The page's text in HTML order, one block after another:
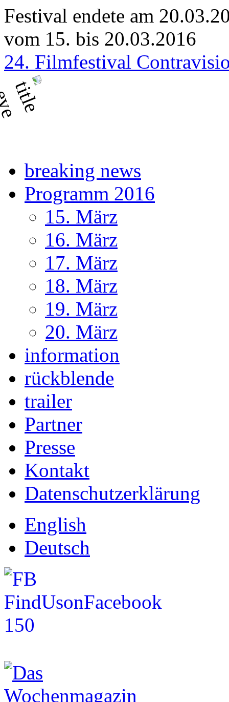
Festival endete am
vom 15. bis 20.03.2016
24. Filmfestival
breaking news
Programm 2016
15. März
16. März
17. März
18. März
19. März
20. März
information
rückblende
trailer
Partner
Presse
Kontakt
Datenschutzerklärung
English
Deutsch